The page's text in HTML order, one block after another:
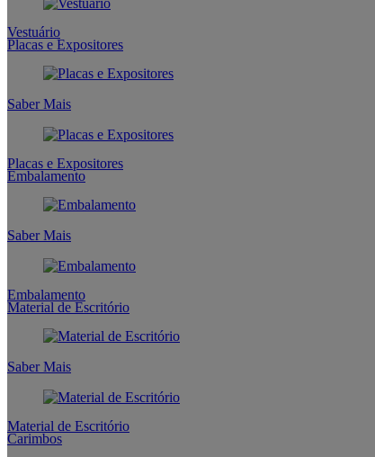
Vestuário
Placas e Expositores
Saber Mais
Placas e Expositores
Embalamento
Saber Mais
Embalamento
Material de Escritório
Saber Mais
Material de Escritório
Carimbos